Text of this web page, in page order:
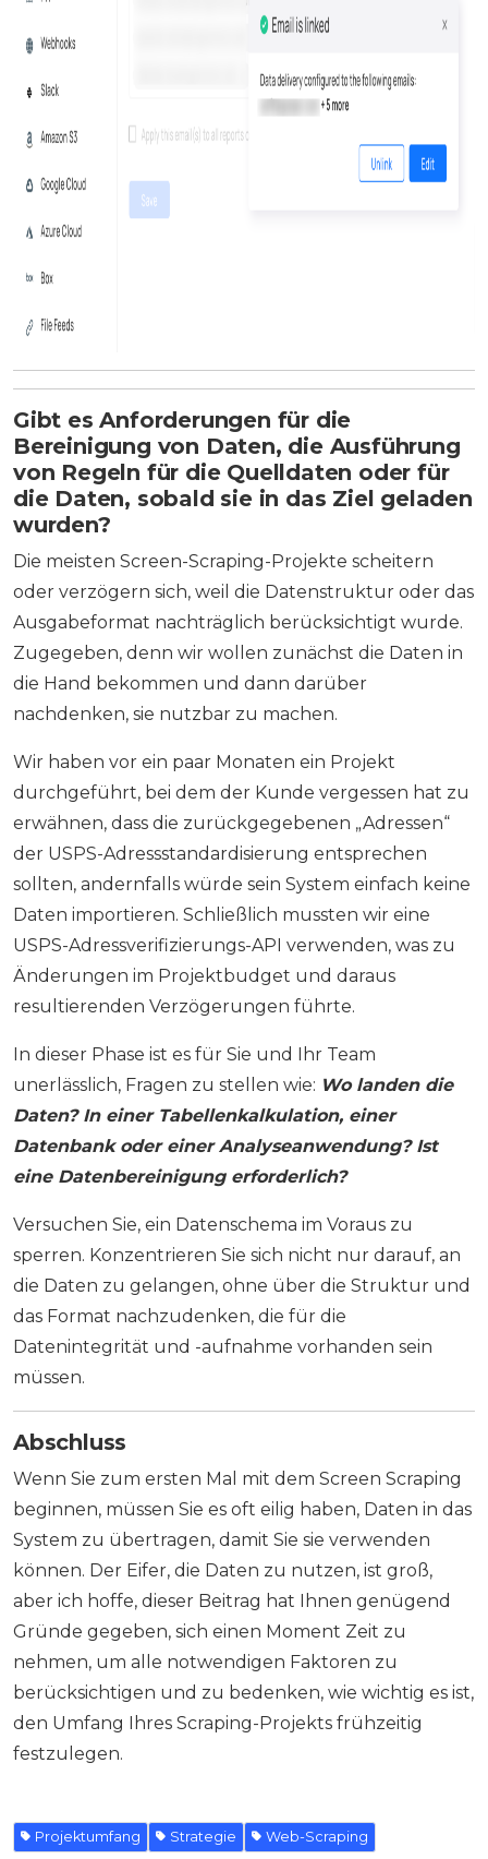
Gibt es Anforderungen für die
Bereinigung von Daten, die Ausführung
von Regeln für die Quelldaten oder für
die Daten, sobald sie in das Ziel geladen
wurden?
Die meisten Screen-Scraping-Projekte scheitern
oder verzögern sich, weil die Datenstruktur oder das
Ausgabeformat nachträglich berücksichtigt wurde.
Zugegeben, denn wir wollen zunächst die Daten in
die Hand bekommen und dann darüber
nachdenken, sie nutzbar zu machen.
Wir haben vor ein paar Monaten ein Projekt
durchgeführt, bei dem der Kunde vergessen hat zu
erwähnen, dass die zurückgegebenen „Adressen“
der USPS-Adressstandardisierung entsprechen
sollten, andernfalls würde sein System einfach keine
Daten importieren. Schließlich mussten wir eine
USPS-Adressverifizierungs-API verwenden, was zu
Änderungen im Projektbudget und daraus
resultierenden Verzögerungen führte.
In dieser Phase ist es für Sie und Ihr Team
unerlässlich, Fragen zu stellen wie: Wo landen die
Daten? In einer Tabellenkalkulation, einer
Datenbank oder einer Analyseanwendung? Ist
eine Datenbereinigung erforderlich?
Versuchen Sie, ein Datenschema im Voraus zu
sperren. Konzentrieren Sie sich nicht nur darauf, an
die Daten zu gelangen, ohne über die Struktur und
das Format nachzudenken, die für die
Datenintegrität und -aufnahme vorhanden sein
müssen.
Abschluss
Wenn Sie zum ersten Mal mit dem Screen Scraping
beginnen, müssen Sie es oft eilig haben, Daten in das
System zu übertragen, damit Sie sie verwenden
können. Der Eifer, die Daten zu nutzen, ist groß,
aber ich hoffe, dieser Beitrag hat Ihnen genügend
Gründe gegeben, sich einen Moment Zeit zu
nehmen, um alle notwendigen Faktoren zu
berücksichtigen und zu bedenken, wie wichtig es ist,
den Umfang Ihres Scraping-Projekts frühzeitig
festzulegen.
Projektumfang Strategie Web-Scraping